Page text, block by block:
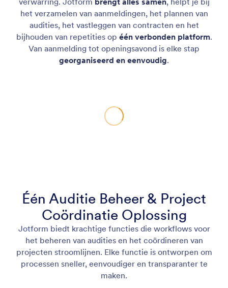
het verzamelen van aanmeldingen, het plannen van
audities, het vastleggen van contracten en het
bijhouden van repetities op één verbonden platform.
Van aanmelding tot openingsavond is elke stap
georganiseerd en eenvoudig.
Één Auditie Beheer & Project
Coördinatie Oplossing
Jotform biedt krachtige functies die workflows voor
het beheren van audities en het coördineren van
projecten stroomlijnen. Elke functie is ontworpen om
processen sneller, eenvoudiger en transparanter te
maken.